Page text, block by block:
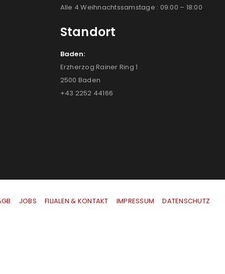
Alle 4 Weihnachtssamstage : 09:00 – 18:00
Standort
Baden:
Erzherzog Rainer Ring 1
2500 Baden
+43 2252 44166
JOBS FILIALEN & KONTAKT IMPRESSUM |DATENSCHUTZ